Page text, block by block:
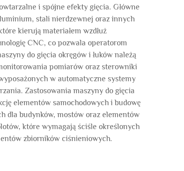
i spójne efekty gięcia. Główne
stali nierdzewnej oraz innych
kierują materiałem wzdłuż
CNC, co pozwala operatorom
do gięcia okręgów i łuków należą
pomiarów oraz sterowniki
w automatyczne systemy
Zastosowania maszyny do gięcia
elementów samochodowych i budowę
dla budynków, mostów oraz elementów
które wymagają ściśle określonych
zbiorników ciśnieniowych.